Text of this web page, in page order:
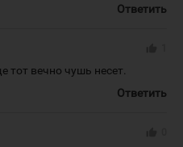
Ответить
тот вечно чушь несет.
Ответить